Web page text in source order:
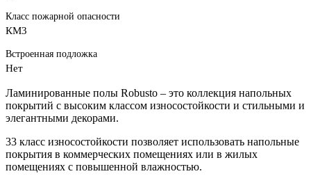
Класс пожарной опасности
КМ3
Встроенная подложка
Нет
Ламинированные полы Robusto – это коллекция напольных
покрытий с высоким классом износостойкости и стильными и
элегантными декорами.
33 класс износостойкости позволяет использовать напольные
покрытия в коммерческих помещениях или в жилых
помещениях с повышенной влажностью.